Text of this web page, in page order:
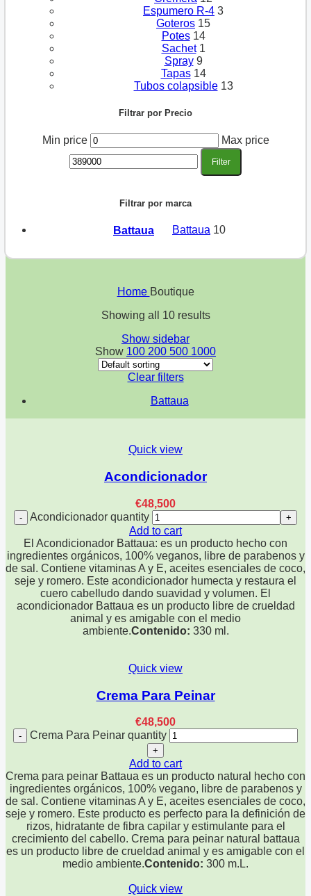
Espumero R-4 3
Goteros 15
Potes 14
Sachet 1
Spray 9
Tapas 14
Tubos colapsible 13
Filtrar por Precio
Min price Max price
Filter
Filtrar por marca
Battaua Battaua 10
Home Boutique
Showing all 10 results
Show sidebar
Show 100 200 500 1000
Clear filters
Battaua
Quick view
Acondicionador
€48,500
Acondicionador quantity
Add to cart
El Acondicionador Battaua: es un producto hecho con
ingredientes orgánicos, 100% veganos, libre de parabenos y
de sal. Contiene vitaminas A y E, aceites esenciales de coco,
seje y romero. Este acondicionador humecta y restaura el
cuero cabelludo dando suavidad y volumen. El
acondicionador Battaua es un producto libre de crueldad
animal y es amigable con el medio
ambiente.Contenido: 330 ml.
Quick view
Crema Para Peinar
€48,500
Crema Para Peinar quantity
Add to cart
Crema para peinar Battaua es un producto natural hecho con
ingredientes orgánicos, 100% vegano, libre de parabenos y
de sal. Contiene vitaminas A y E, aceites esenciales de coco,
seje y romero. Este producto es perfecto para la definición de
rizos, hidratante de fibra capilar y estimulante para el
crecimiento del cabello. Crema para peinar natural battaua
es un producto libre de crueldad animal y es amigable con el
medio ambiente.Contenido: 300 m.L.
Quick view